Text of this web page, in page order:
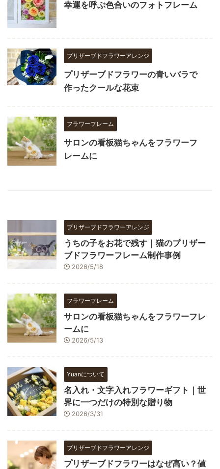
幸運を呼ぶ色合いのフォトフレーム
プリザーブドフラワーアレンジ
プリザーブドフラワーの青いバラで
作ったクールな花束
フラワーフレーム
サロンの看板猫ちゃんをフラワーフ
レームに
プリザーブドフラワーアレンジ
うちの子をお花で残す｜猫のプリザー
ブドフラワーフレーム制作事例
2026/5/18
フラワーフレーム
サロンの看板猫ちゃんをフラワーフレ
ームに
2026/5/13
Yuanについて
名入れ・文字入れフラワーギフト｜世
界に一つだけの特別な贈り物
2026/3/31
プリザーブドフラワーアレンジ
プリザーブドフラワーはなぜ高い？値